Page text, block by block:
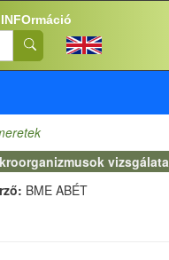
vizsgálata
BME ABÉT